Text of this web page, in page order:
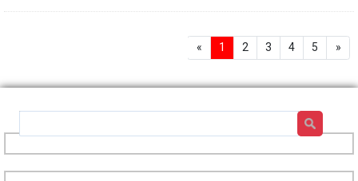
« 1 2 3 4 5 »